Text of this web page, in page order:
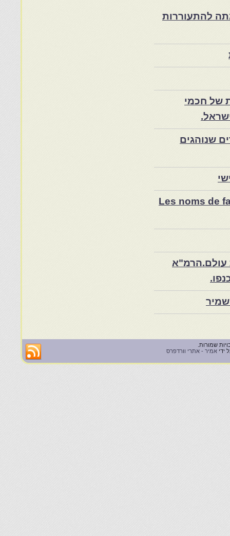
במרוקו בסוף המאה ה־19 ותרומתה להתעוררות
של חכמי
שנוהגים
Les noms de
עולם.הרמ"א
ידי אמיר - אתרי וורדפרס